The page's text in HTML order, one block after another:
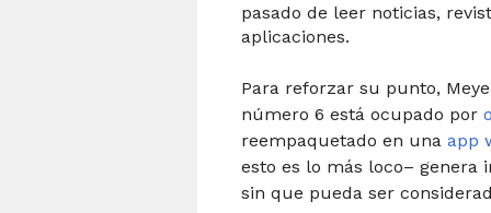
pasado de leer noticias,
aplicaciones.
Para reforzar su punto,
número 6 está ocupado por
reempaquetado en una app
esto es lo más loco– genera
sin que pueda ser